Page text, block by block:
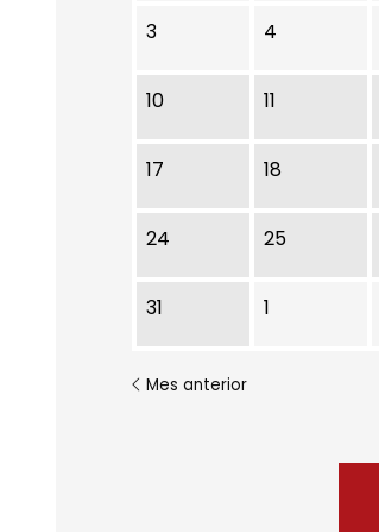
3 4
10 11
17 18
24 25
31 1
Mes anterior